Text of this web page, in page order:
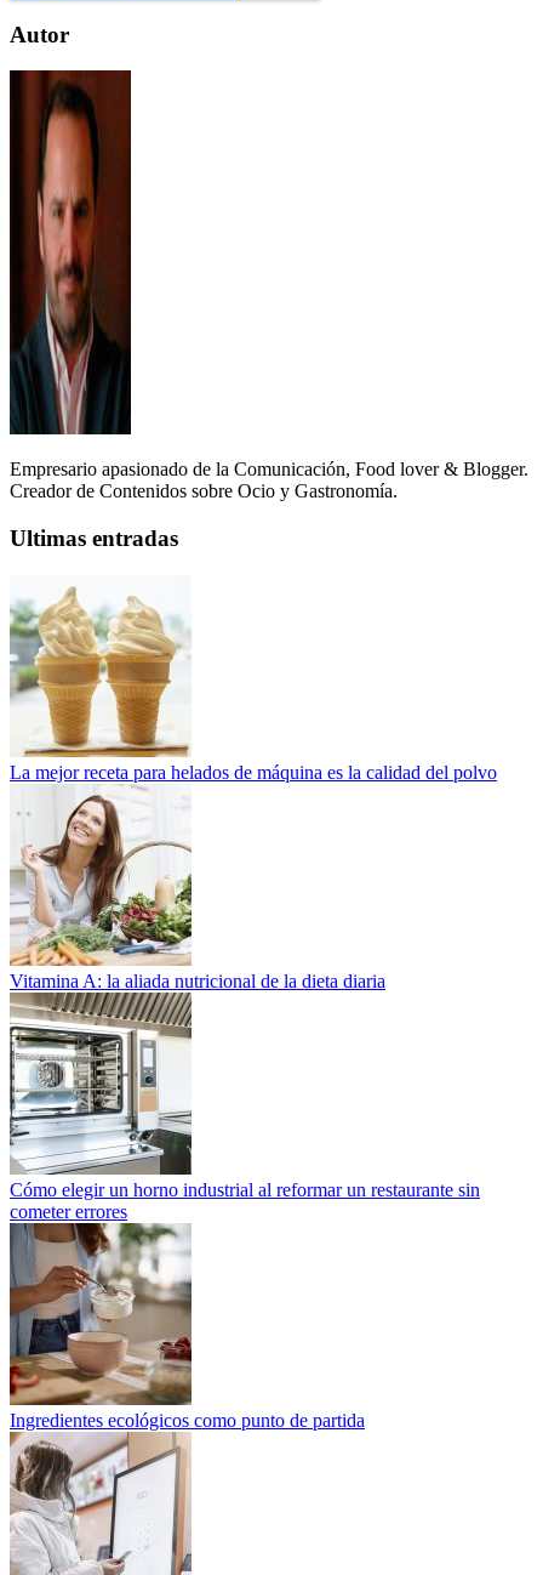
Autor
Empresario apasionado de la Comunicación, Food lover & Blogger.
Creador de Contenidos sobre Ocio y Gastronomía.
Ultimas entradas
La mejor receta para helados de máquina es la calidad del polvo
Vitamina A: la aliada nutricional de la dieta diaria
Cómo elegir un horno industrial al reformar un restaurante sin
cometer errores
Ingredientes ecológicos como punto de partida